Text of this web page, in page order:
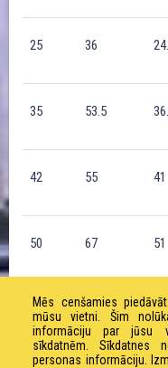
25 36
35 53.5
42 55 41
50 67 51
65 76 61
Mēs cenšamies
mūsu vietni. Šim
informāciju par jūsu
sīkdatnēm. Sīkdatnes
personas informāciju.